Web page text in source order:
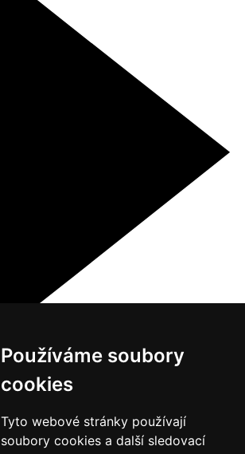
Používáme soubory
cookies
Tyto webové stránky používají
soubory cookies a další sledovací